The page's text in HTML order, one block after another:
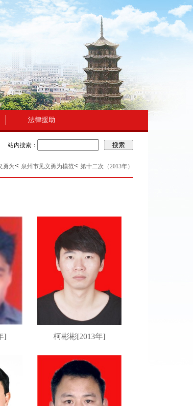
法律援助
站内搜索： 搜索
勇为< 泉州市见义勇为模范< 第十二次（2013年）
] 柯彬彬[2013年]